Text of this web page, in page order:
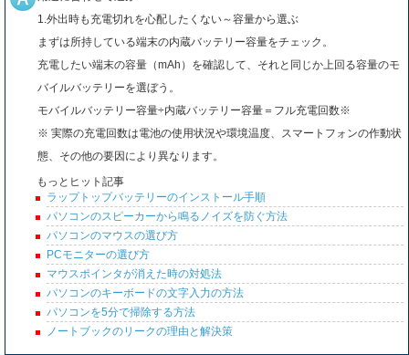
1.外出時も充電切れを心配したくない～容量から選ぶ
まずは所持している端末の内蔵バッテリー容量をチェック。
充電したい端末の容量（mAh）を確認して、それと同じか上回る容量のモ
バイルバッテリーを選ぼう。
モバイルバッテリー容量÷内蔵バッテリー容量＝フル充電回数※
※ 実際の充電回数は電池の使用状況や環境温度、スマートフォンの作動状
態、その他の要因により異なります。
もっとヒット記事
ラップトップバッテリーのインストール手順
パソコンのスピーカーから鳴るノイズを防ぐ方法
パソコンのマウスの選び方
PCモニターの選び方
マウスポインタが消えた時の対処法
パソコンのキーボードの文字入力の方法
パソコンを5分で掃除する方法
ノートブックのリークの理由と解決策